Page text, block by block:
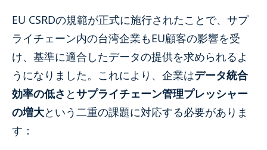
EU CSRDの規範が正式に施行されたことで、サプ
ライチェーン内の台湾企業もEU顧客の影響を受
け、基準に適合したデータの提供を求められるよ
うになりました。これにより、企業はデータ統合
効率の低さ とサプライチェーン管理プレッシャー
の増大という二重の課題に対応する必要がありま
す：